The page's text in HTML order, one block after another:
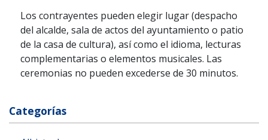
Los contrayentes pueden elegir lugar (despacho
del alcalde, sala de actos del ayuntamiento o patio
de la casa de cultura), así como el idioma, lecturas
complementarias o elementos musicales. Las
ceremonias no pueden excederse de 30 minutos.
Categorías